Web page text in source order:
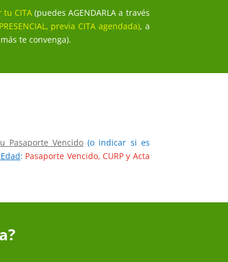
tu CITA(puedes AGENDARLA a través
previa CITA agendada), a
te convenga).
Pasaporte Vencido (o indicar si es
: Pasaporte Vencido, CURP y Acta